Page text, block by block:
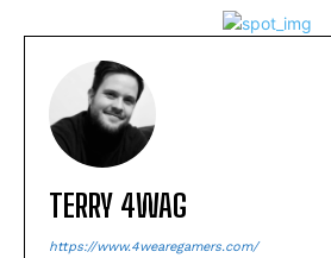
TERRY 4WAG
https://www.4wearegamers.com/